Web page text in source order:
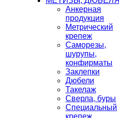
Анкерная
продукция
Метрический
крепеж
Саморезы,
шурупы,
конфирматы
Заклепки
Дюбели
Такелаж
Сверла, буры
Специальный